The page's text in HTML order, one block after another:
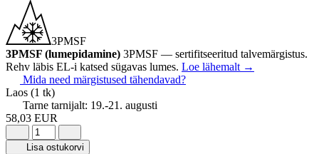
3PMSF
3PMSF (lumepidamine) 3PMSF — sertifitseeritud talvemärgistus.
Rehv läbis EL-i katsed sügavas lumes. Loe lähemalt →
Mida need märgistused tähendavad?
Laos (1 tk)
Tarne tarnijalt: 19.-21. augusti
58,03 EUR
Lisa ostukorvi